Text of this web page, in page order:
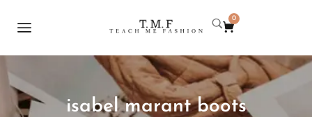
0
isabel marant boots